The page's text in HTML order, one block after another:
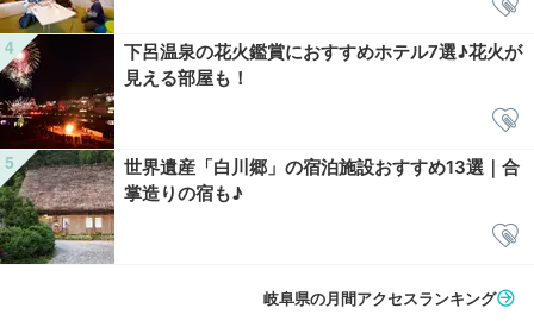
下呂温泉の花火鑑賞におすすめホテル7選♪花火が
見える部屋も！
世界遺産「白川郷」の宿泊施設おすすめ13選｜合
掌造りの宿も♪
岐阜県の月間アクセスランキング